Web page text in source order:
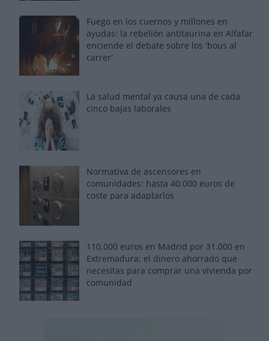
Fuego en los cuernos y millones en
ayudas: la rebelión antitaurina en Alfafar
enciende el debate sobre los 'bous al
carrer'
La salud mental ya causa una de cada
cinco bajas laborales
Normativa de ascensores en
comunidades: hasta 40.000 euros de
coste para adaptarlos
110.000 euros en Madrid por 31.000 en
Extremadura: el dinero ahorrado que
necesitas para comprar una vivienda por
comunidad